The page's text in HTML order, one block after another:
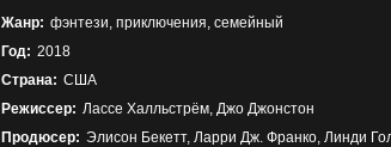
Жанр: фэнтези, приключения, семейный
Год: 2018
Страна: США
Режиссер: Лассе Халльстрём, Джо Джонстон
Продюсер: Элисон Бекетт, Ларри Дж. Франко, Линди